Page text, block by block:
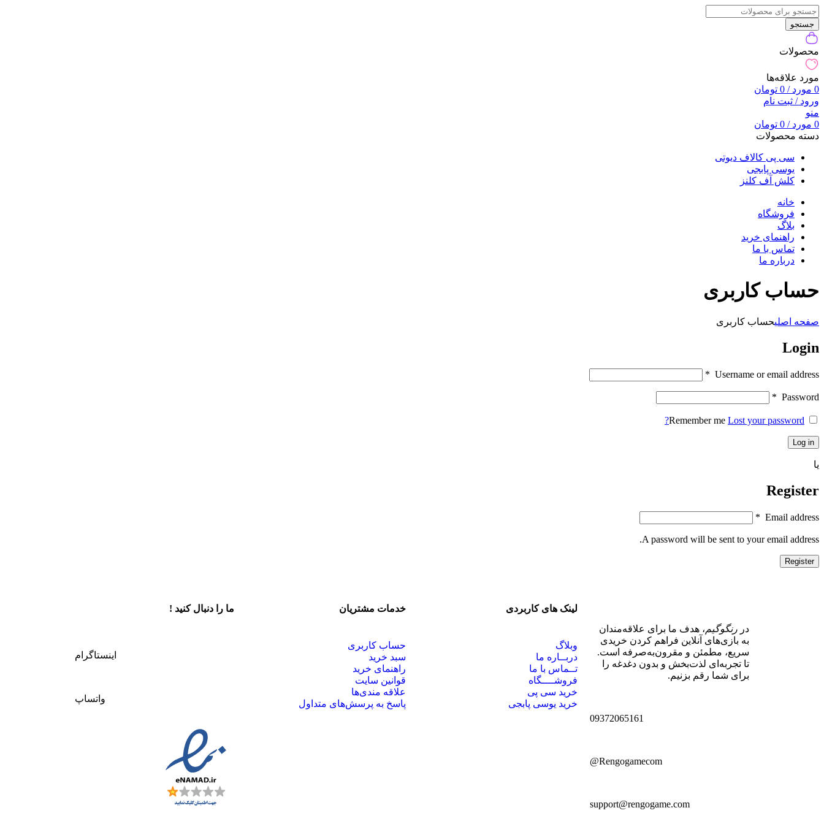
جستجو
محصولات
مورد علاقه‌ها
0 مورد/
0 تومان
ورود / ثبت نام
منو
0 مورد/
0 تومان
دسته محصولات
سی پی کالاف دیوتی
یوسی پابجی
کلش آف کلنز
خانه
فروشگاه
بلاگ
راهنمای خرید
تماس با ما
درباره ما
حساب کاربری
صفحه اصلیحساب کاربری
Login
Username or email address
*
Password
*
Remember me Lost your password?
Log in
یا
Register
Email address
*
A password will be sent to your email address.
Register
در رنگوگیم، هدف ما برای علاقه‌مندان
به بازی‌های آنلاین فراهم کردن خریدی
سریع، مطمئن و مقرون‌به‌صرفه است.
تا تجربه‌ای لذت‌بخش و بدون دغدغه را
برای شما رقم بزنیم.
09372065161
Rengogamecom@
support@rengogame.com
لینک های کاربردی
وبلاگ
دربــاره ما
تــماس با ما
فروشــــگاه
خرید سی پی
خرید یوسی پابجی
خدمات مشتریان
حساب کاربری
سبد خرید
راهنمای خرید
قوانین سایت
علاقه مندی‌ها
پاسخ به پرسش‌های متداول
ما را دنبال کنید !
اینستاگرام
واتساپ